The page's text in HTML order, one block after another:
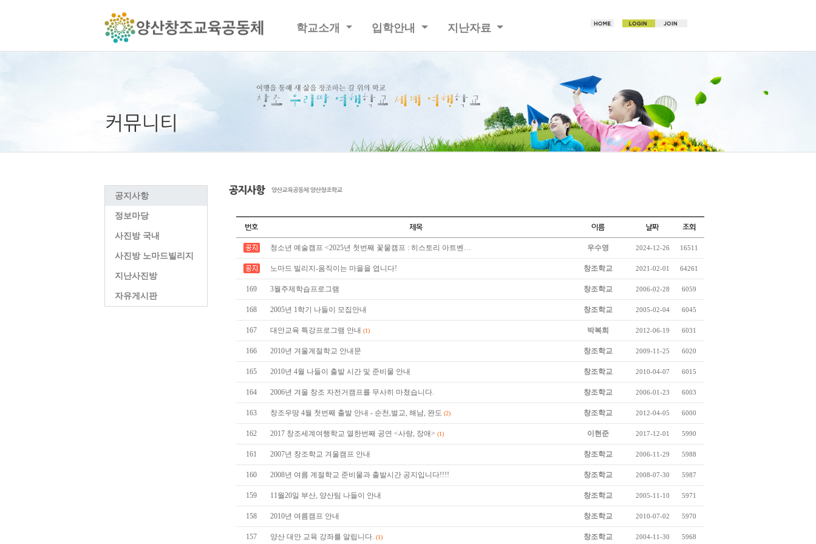
학교소개 입학안내 지난자료
공지사항
정보마당
사진방 국내
사진방 노마드빌리지
지난사진방
자유게시판
청소년 예술캠프 <2025년 첫번째 꽃물캠프 : 히스토리 아트벤… 우수영 2024-12-26 16511
노마드 빌리지-움직이는 마을을 엽니다! 창조학교 2021-02-01 64261
169 3월주제학습프로그램 창조학교 2006-02-28 6059
168 2005년 1학기 나들이 모집안내 창조학교 2005-02-04 6045
167 대안교육 특강프로그램 안내 (1) 박복희 2012-06-19 6031
166 2010년 겨울계절학교 안내문 창조학교 2009-11-25 6020
165 2010년 4월 나들이 출발 시간 및 준비물 안내 창조학교 2010-04-07 6015
164 2006년 겨울 창조 자전거캠프를 무사히 마쳤습니다. 창조학교 2006-01-23 6003
163 창조우땅 4월 첫번째 출발 안내 - 순천,벌교, 해남, 완도 (2) 창조학교 2012-04-05 6000
162 2017 창조세계여행학교 열한번째 공연 <사랑, 장애> (1) 이현준 2017-12-01 5990
161 2007년 창조학교 겨울캠프 안내 창조학교 2006-11-29 5988
160 2008년 여름 계절학교 준비물과 출발시간 공지입니다!!!! 창조학교 2008-07-30 5987
159 11월20일 부산, 양산팀 나들이 안내 창조학교 2005-11-10 5971
158 2010년 여름캠프 안내 창조학교 2010-07-02 5970
157 양산 대안 교육 강좌를 알립니다. (1) 창조학교 2004-11-30 5968